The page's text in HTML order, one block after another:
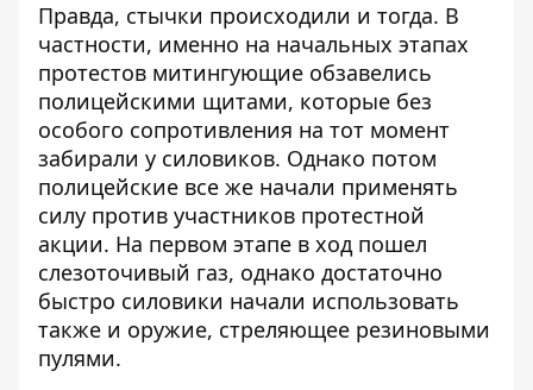
Правда, стычки происходили и тогда. В
частности, именно на начальных этапах
протестов митингующие обзавелись
полицейскими щитами, которые без
особого сопротивления на тот момент
забирали у силовиков. Однако потом
полицейские все же начали применять
силу против участников протестной
акции. На первом этапе в ход пошел
слезоточивый газ, однако достаточно
быстро силовики начали использовать
также и оружие, стреляющее резиновыми
пулями.